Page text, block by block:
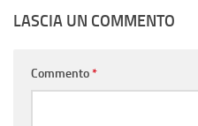
LASCIA UN COMMENTO
Commento*